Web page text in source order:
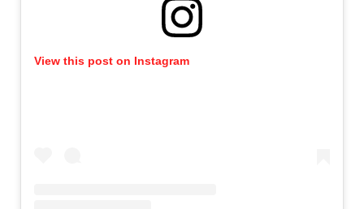
View this post on Instagram